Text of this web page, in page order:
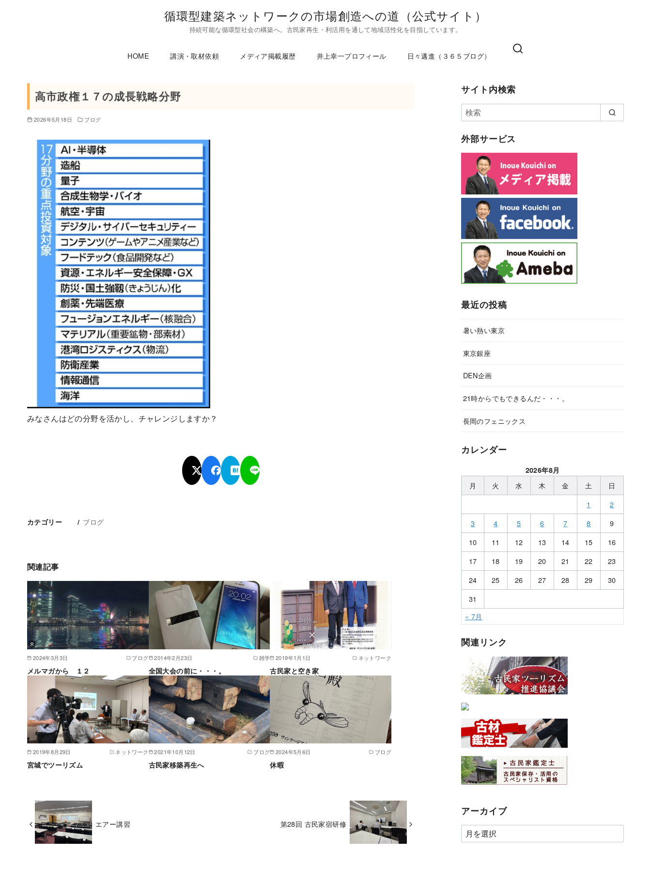
循環型建築ネットワークの市場創造への道（公式サイト）
持続可能な循環型社会の構築へ。古民家再生・利活用を通して地域活性化を目指しています。
HOME 講演・取材依頼 メディア掲載履歴 井上幸一プロフィール 日々邁進（３６５ブログ）
高市政権１７の成長戦略分野
2026年5月18日 ブログ
みなさんはどの分野を活かし、チャレンジしますか？
カテゴリー ブログ
関連記事
2024年3月3日 ブログ
メルマガから １２
2014年2月23日 雑学
全国大会の前に・・・。
2019年1月1日 ネットワーク
古民家と空き家
2019年8月29日 ネットワーク
宮城でツーリズム
2021年10月12日 ブログ
古民家移築再生へ
2024年5月6日 ブログ
休暇
エアー講習 第28回 古民家宿研修
サイト内検索
外部サービス
最近の投稿
暑い熱い東京
東京銀座
DEN企画
21時からでもできるんだ・・・。
長岡のフェニックス
カレンダー
2026年8月
月 火 水 木 金 土
日
1
2
3
4 5 6 7 8
9
10
11 12 13 14 15
16
17
18 19 20 21 22
23
24
25 26 27 28 29
30
31
« 7月
関連リンク
アーカイブ
ア
ー